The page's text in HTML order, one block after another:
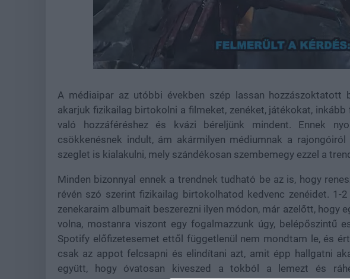
Unmute
39.09%
A médiaipar az utóbbi években szép lassan hozzászoktatott
akarjuk fizikailag birtokolni a filmeket, zenéket, játékokat,
való hozzáféréshez és kvázi béreljünk mindent. Ennek
csökkenésnek indult, ám akármilyen médiumnak a
szeglet is kialakulni, mely szándékosan szembemegy ezzel a
Minden bizonnyal ennek a trendnek tudható be az is, hogy
révén szó szerint fizikailag birtokolhatod kedvenc zenéidet. 1-
zenekaraim albumait beszerezni ilyen módon, már azelőtt, hogy
volna, mostanra viszont egy fogalmazzunk úgy, belépőszintű
Spotify előfizetesemet ettől függetlenül nem mondtam le, és
csak az appot felcsapni és elindítani azt, amit épp hallgatni
együtt, hogy óvatosan kiveszed a tokból a lemezt és